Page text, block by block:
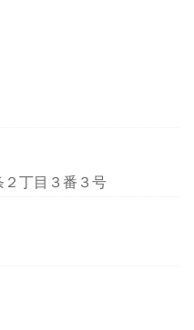
丁目３番３号